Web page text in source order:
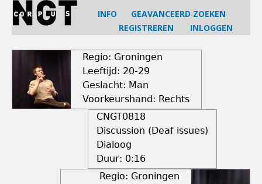
Jump
navigation
INFO
GEAVANCEERD ZOEKEN
REGISTREREN
INLOGGEN
Regio: Groningen
Leeftijd: 20-29
Geslacht: Man
Voorkeurshand: Rechts
CNGT0818
Discussion (Deaf issues)
Dialoog
Duur: 0:16
Regio: Groningen